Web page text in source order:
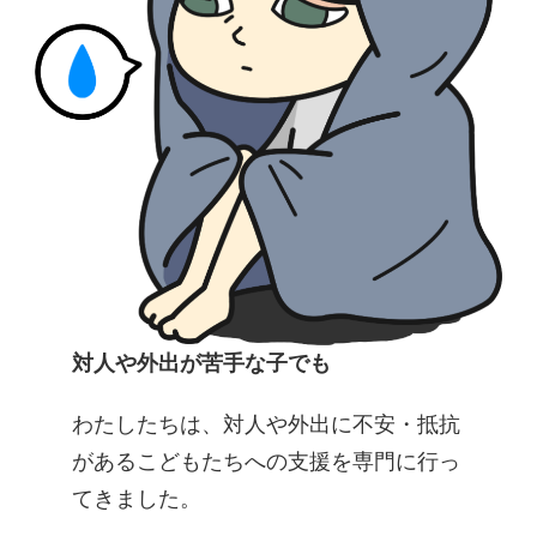
​対人や外出が苦手な子でも
わたしたちは、対人や外出に不安・抵抗
があるこどもたちへの支援を専門に行っ
てきました。